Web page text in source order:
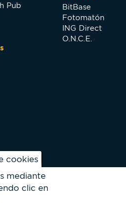
cookies
mediante
clic en
Pub
BitBase
Fotomatón
ING Direct
O.N.C.E.